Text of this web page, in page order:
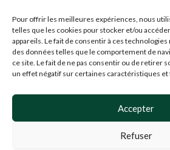
Pour offrir les meilleures expériences, nous
telles que les cookies pour stocker et/ou
appareils. Le fait de consentir à ces
des données telles que le comportement de
ce site. Le fait de ne pas consentir ou de retirer
un effet négatif sur certaines caractéristiques et
Accepter
Refuser
Agence Media